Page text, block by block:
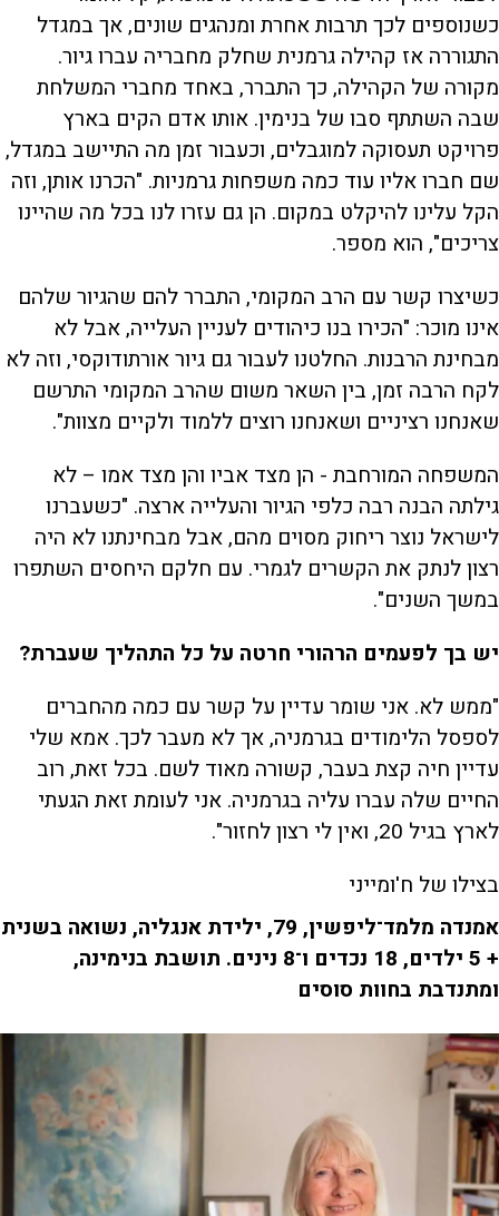
כשנוספים לכך תרבות אחרת ומנהגים שונים, אך במגדל
התגוררה אז קהילה גרמנית שחלק מחבריה עברו גיור.
מקורה של הקהילה, כך התברר, באחד מחברי המשלחת
שבה השתתף סבו של בנימין. אותו אדם הקים בארץ
פרויקט תעסוקה למוגבלים, וכעבור זמן מה התיישב במגדל,
שם חברו אליו עוד כמה משפחות גרמניות. "הכרנו אותן, וזה
הקל עלינו להיקלט במקום. הן גם עזרו לנו בכל מה שהיינו
צריכים", הוא מספר.
כשיצרו קשר עם הרב המקומי, התברר להם שהגיור שלהם
אינו מוכר: "הכירו בנו כיהודים לעניין העלייה, אבל לא
מבחינת הרבנות. החלטנו לעבור גם גיור אורתודוקסי, וזה לא
לקח הרבה זמן, בין השאר משום שהרב המקומי התרשם
שאנחנו רציניים ושאנחנו רוצים ללמוד ולקיים מצוות".
המשפחה המורחבת - הן מצד אביו והן מצד אמו – לא
גילתה הבנה רבה כלפי הגיור והעלייה ארצה. "כשעברנו
לישראל נוצר ריחוק מסוים מהם, אבל מבחינתנו לא היה
רצון לנתק את הקשרים לגמרי. עם חלקם היחסים השתפרו
במשך השנים".
יש בך לפעמים הרהורי חרטה על כל התהליך שעברת?
"ממש לא. אני שומר עדיין על קשר עם כמה מהחברים
לספסל הלימודים בגרמניה, אך לא מעבר לכך. אמא שלי
עדיין חיה קצת בעבר, קשורה מאוד לשם. בכל זאת, רוב
החיים שלה עברו עליה בגרמניה. אני לעומת זאת הגעתי
לארץ בגיל 20, ואין לי רצון לחזור".
בצילו של ח'ומייני
אמנדה מלמד־ליפשין, 79, ילידת אנגליה, נשואה בשנית
+ 5 ילדים, 18 נכדים ו־8 נינים. תושבת בנימינה,
ומתנדבת בחוות סוסים